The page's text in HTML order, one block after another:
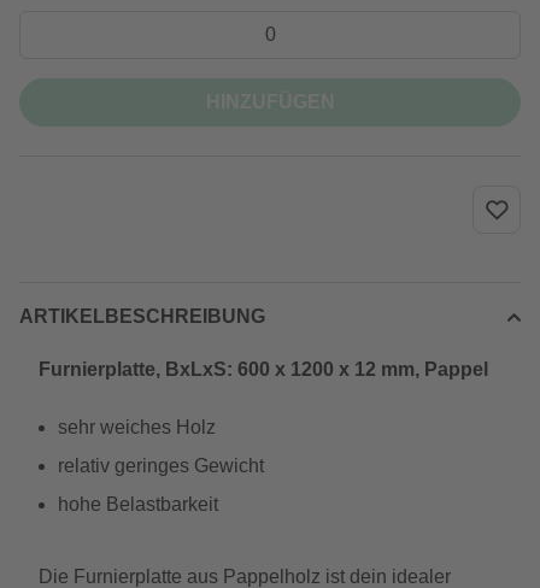
ARTIKELBESCHREIBUNG
Furnierplatte, BxLxS: 600 x 1200 x 12 mm, Pappel
sehr weiches Holz
relativ geringes Gewicht
hohe Belastbarkeit
Die Furnierplatte aus Pappelholz ist dein idealer